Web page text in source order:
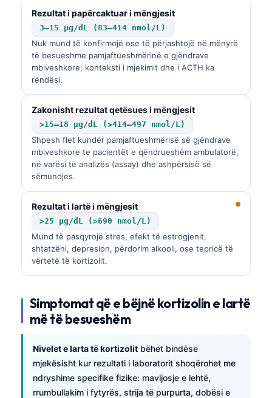
Rezultat i papërcaktuar i mëngjesit
3–15 µg/dL (83–414 nmol/L)
Nuk mund të konfirmojë ose të përjashtojë në mënyrë
të besueshme pamjaftueshmërinë e gjëndrave
mbiveshkore; konteksti i mjekimit dhe i ACTH ka
rëndësi.
Zakonisht rezultat qetësues i mëngjesit
>15–18 µg/dL (>414–497 nmol/L)
Shpesh flet kundër pamjaftueshmërisë së gjëndrave
mbiveshkore te pacientët e qëndrueshëm ambulatorë,
në varësi të analizës (assay) dhe ashpërsisë së
sëmundjes.
Rezultat i lartë i mëngjesit
>25 µg/dL (>690 nmol/L)
Mund të pasqyrojë stres, efekt të estrogjenit,
shtatzëni, depresion, përdorim alkooli, ose tepricë të
vërtetë të kortizolit.
Simptomat që e bëjnë kortizolin e lartë
më të besueshëm
Nivelet e larta të kortizolit bëhet bindëse
mjekësisht kur rezultati i laboratorit shoqërohet me
ndryshime specifike fizike: mavijosje e lehtë,
rrumbullakim i fytyrës, strija të purpurta, dobësi e